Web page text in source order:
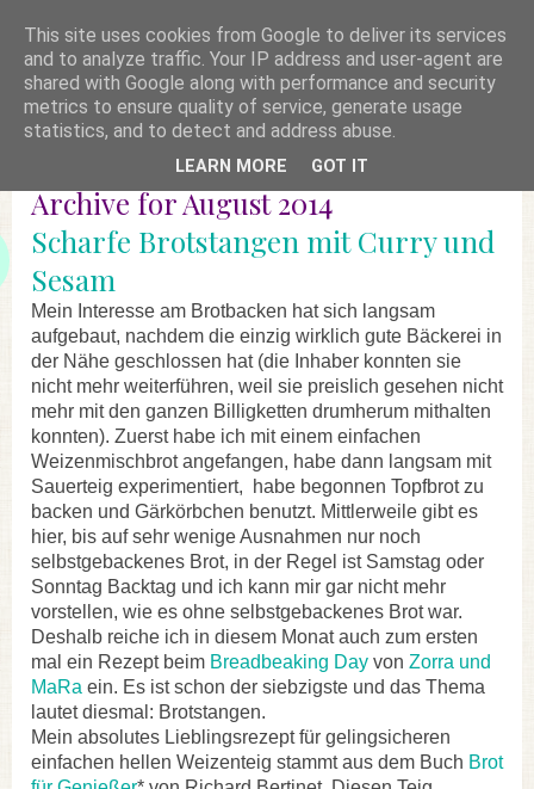
Archive for August 2014
Scharfe Brotstangen mit Curry und
Sesam
Mein Interesse am Brotbacken hat sich langsam
aufgebaut, nachdem die einzig wirklich gute Bäckerei in
der Nähe geschlossen hat (die Inhaber konnten sie
nicht mehr weiterführen, weil sie preislich gesehen nicht
mehr mit den ganzen Billigketten drumherum mithalten
konnten). Zuerst habe ich mit einem einfachen
Weizenmischbrot angefangen, habe dann langsam mit
Sauerteig experimentiert, habe begonnen Topfbrot zu
backen und Gärkörbchen benutzt. Mittlerweile gibt es
hier, bis auf sehr wenige Ausnahmen nur noch
selbstgebackenes Brot, in der Regel ist Samstag oder
Sonntag Backtag und ich kann mir gar nicht mehr
vorstellen, wie es ohne selbstgebackenes Brot war.
Deshalb reiche ich in diesem Monat auch zum ersten
mal ein Rezept beim Breadbeaking Day von Zorra und
MaRa ein. Es ist schon der siebzigste und das Thema
lautet diesmal: Brotstangen.
Mein absolutes Lieblingsrezept für gelingsicheren
einfachen hellen Weizenteig stammt aus dem Buch Brot
This site uses cookies from Google to deliver its services
and to analyze traffic. Your IP address and user-agent are
shared with Google along with performance and security
metrics to ensure quality of service, generate usage
statistics, and to detect and address abuse.
LEARN MORE GOT IT